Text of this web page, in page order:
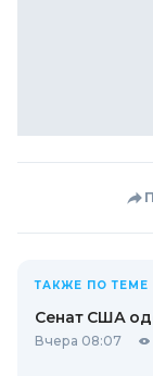
ТАКЖЕ ПО ТЕМЕ
Сенат США
Вчера 08:07